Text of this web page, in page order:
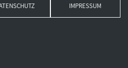
IMPRESSUM